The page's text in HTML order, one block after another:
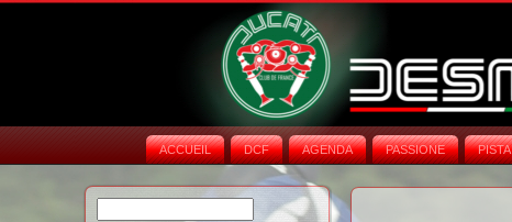
ACCUEIL DCF AGENDA PASSIONE PISTA